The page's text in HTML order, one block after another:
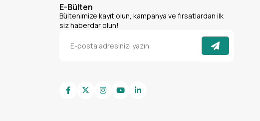
E-Bülten
Bültenimize kayıt olun, kampanya ve fırsatlardan ilk
siz haberdar olun!